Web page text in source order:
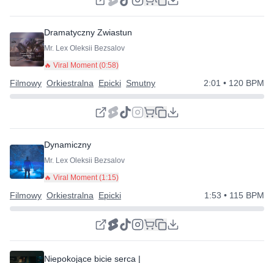
Dramatyczny Zwiastun
Mr. Lex Oleksii Bezsalov
🔥 Viral Moment (0:58)
Filmowy Orkiestralna Epicki Smutny 2:01 • 120 BPM
Dynamiczny
Mr. Lex Oleksii Bezsalov
🔥 Viral Moment (1:15)
Filmowy Orkiestralna Epicki 1:53 • 115 BPM
Niepokojące bicie serca | Muzyka thriller